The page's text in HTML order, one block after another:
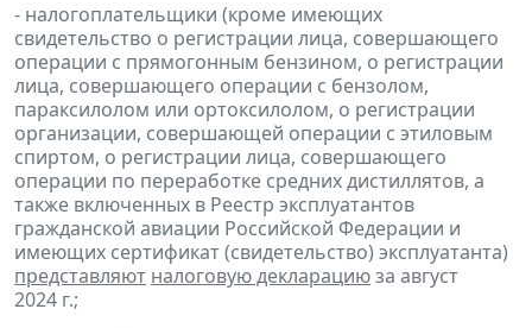
- налогоплательщики (кроме имеющих
свидетельство о регистрации лица, совершающего
операции с прямогонным бензином, о регистрации
лица, совершающего операции с бензолом,
параксилолом или ортоксилолом, о регистрации
организации, совершающей операции с этиловым
спиртом, о регистрации лица, совершающего
операции по переработке средних дистиллятов, а
также включенных в Реестр эксплуатантов
гражданской авиации Российской Федерации и
имеющих сертификат (свидетельство) эксплуатанта)
представляют налоговую декларациюза август
2024 г.;